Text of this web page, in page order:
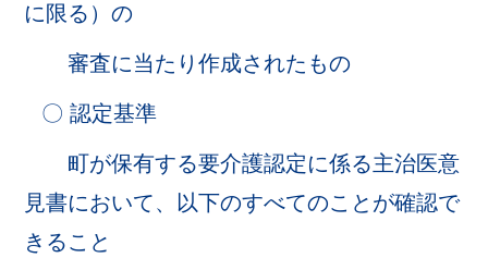
に限る）の
審査に当たり作成されたもの
〇 認定基準
町が保有する要介護認定に係る主治医意
見書において、以下のすべてのことが確認で
きること